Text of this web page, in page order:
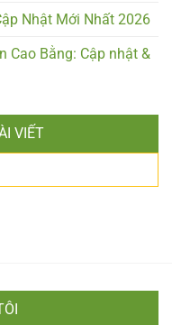
Nhật Mới Nhất 2026
Cao Bằng: Cập nhật &
VIẾT